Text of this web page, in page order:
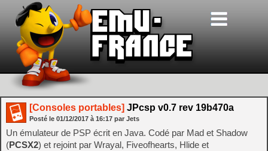
[Consoles portables] JPcsp v0.7 rev 19b470a
Posté le 01/12/2017 à 16:17 par Jets
Un émulateur de PSP écrit en Java. Codé par Mad et Shadow
(PCSX2) et rejoint par Wrayal, Fiveofhearts, Hlide et